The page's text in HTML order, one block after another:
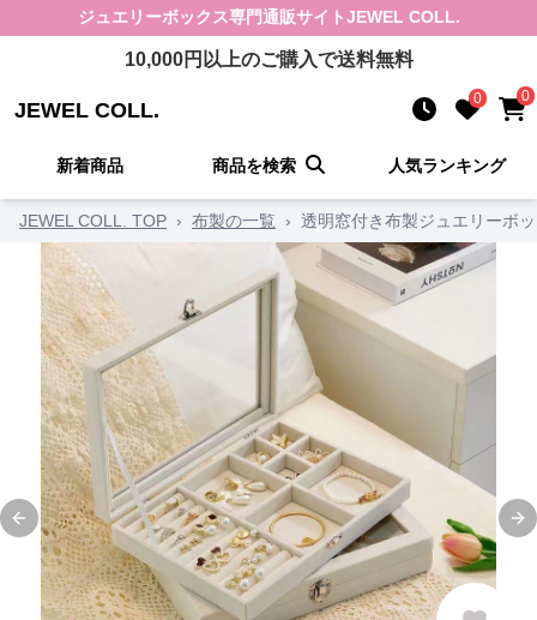
ジュエリーボックス専門通販サイトJEWEL COLL.
10,000円以上のご購入で送料無料
JEWEL COLL. 0 0
新着商品 商品を検索 人気ランキング
JEWEL COLL. TOP › 布製の一覧 › 透明窓付き布製ジュエリーボ
Previous slide